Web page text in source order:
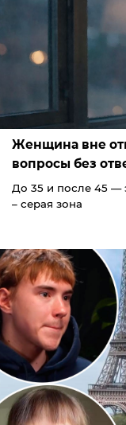
Женщина вне
вопросы без
До 35 и после 45 —
– серая зона